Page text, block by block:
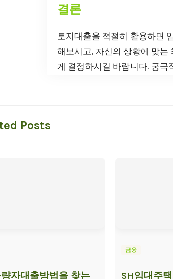
결론
토지대출을 적절히 활용하면
해보시고, 자신의 상황에 맞는
게 결정하시길 바랍니다. 궁극
Posts
자대출방법을 찾는
금융
SH임대주